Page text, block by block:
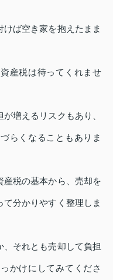
ば空き家を抱えたまま
産税は待ってくれませ
増えるリスクもあり、
らくなることもありま
産税の基本から、売却を
分かりやすく整理しま
それとも売却して負担
かけにしてみてくださ